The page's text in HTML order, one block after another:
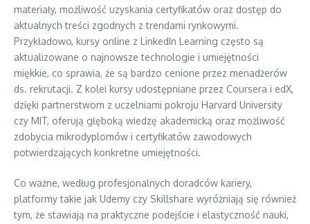
materiały, możliwość uzyskania certyfikatów oraz dostęp do
aktualnych treści zgodnych z trendami rynkowymi.
Przykładowo, kursy online z LinkedIn Learning często są
aktualizowane o najnowsze technologie i umiejętności
miękkie, co sprawia, że są bardzo cenione przez menadżerów
ds. rekrutacji. Z kolei kursy udostępniane przez Coursera i edX,
dzięki partnerstwom z uczelniami pokroju Harvard University
czy MIT, oferują głęboką wiedzę akademicką oraz możliwość
zdobycia mikrodyplomów i certyfikatów zawodowych
potwierdzających konkretne umiejętności.
Co ważne, według profesjonalnych doradców kariery,
platformy takie jak Udemy czy Skillshare wyróżniają się również
tym, że stawiają na praktyczne podejście i elastyczność nauki,